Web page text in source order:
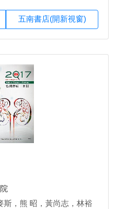
五南書店(開新視窗)
斯，熊 昭，黃尚志，林裕